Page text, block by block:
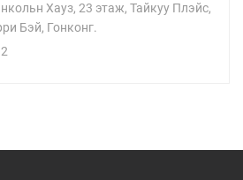
Хауз, 23 этаж, Тайкуу Плэйс,
Бэй, Гонконг.